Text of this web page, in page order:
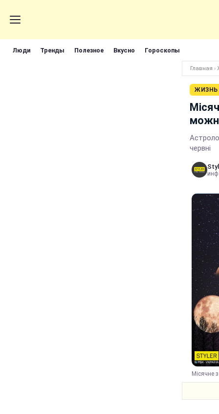
Люди Тренды Полезное Вкусно Гороскопы
Главная ›
ЖИЗНЬ
червні
Місячне